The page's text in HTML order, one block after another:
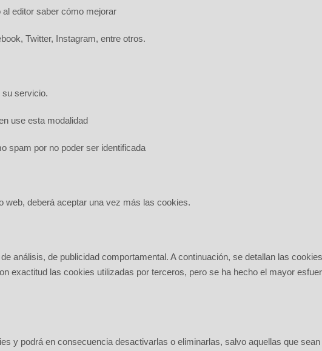
editor saber cómo mejorar
Twitter, Instagram, entre otros.
su servicio.
use esta modalidad
spam por no poder ser identificada
web, deberá aceptar una vez más las cookies.
análisis, de publicidad comportamental. A continuación, se detallan las
exactitud las cookies utilizadas por terceros, pero se ha hecho el mayor
y podrá en consecuencia desactivarlas o eliminarlas, salvo aquellas que